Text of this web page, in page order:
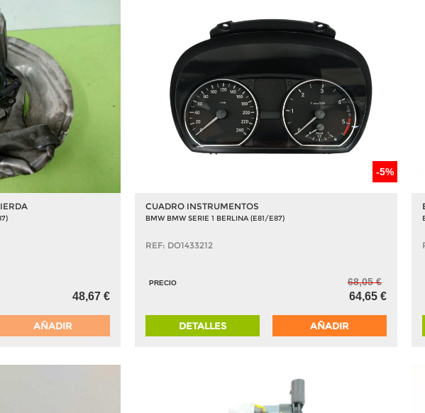
48,67 €
AÑADIR
-5%
CUADRO INSTRUMENTOS
BMW BMW SERIE 1 BERLINA (E81/E87)
REF: DO1433212
PRECIO 68,05 €
64,65 €
DETALLES AÑADIR